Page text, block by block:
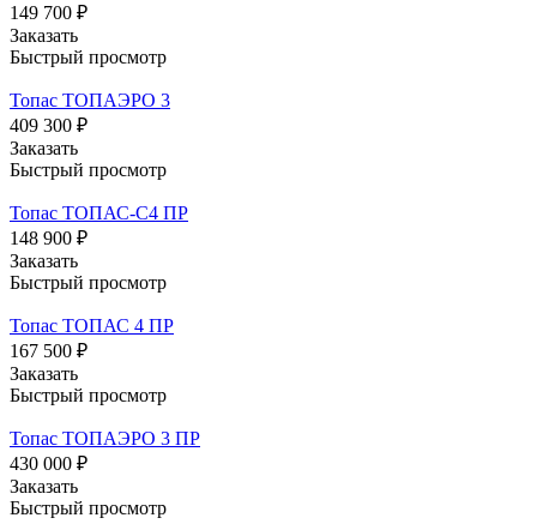
149 700 ₽
Заказать
Быстрый просмотр
Топас ТОПАЭРО 3
409 300 ₽
Заказать
Быстрый просмотр
Топас ТОПАС-С4 ПР
148 900 ₽
Заказать
Быстрый просмотр
Топас ТОПАС 4 ПР
167 500 ₽
Заказать
Быстрый просмотр
Топас ТОПАЭРО 3 ПР
430 000 ₽
Заказать
Быстрый просмотр